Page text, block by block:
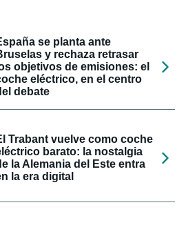
se planta ante
y rechaza retrasar
objetivos de emisiones: el
eléctrico, en el centro
debate
Trabant vuelve como coche
barato: la nostalgia
la Alemania del Este entra
la era digital